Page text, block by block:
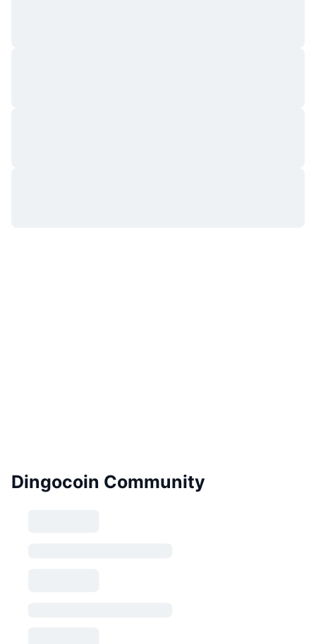
Dingocoin Community